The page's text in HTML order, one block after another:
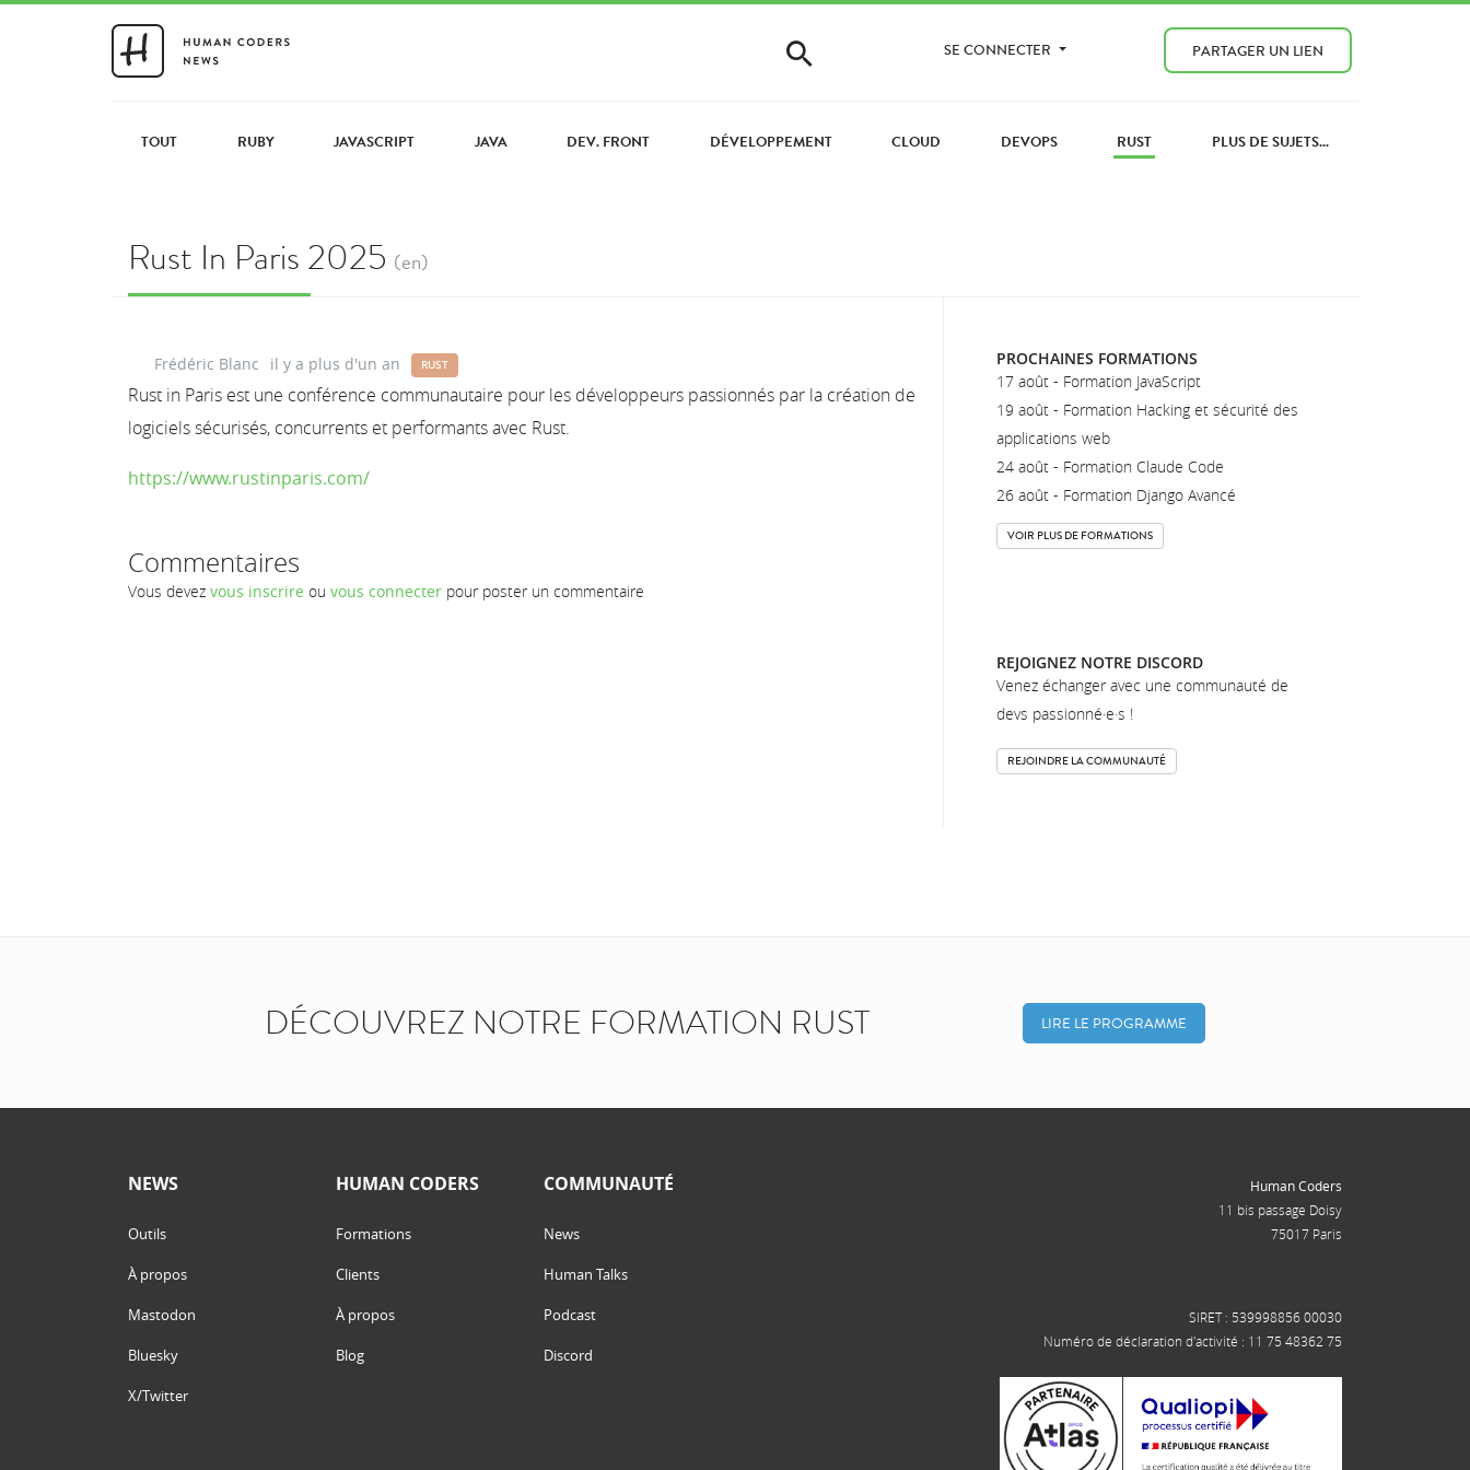
SE CONNECTER PARTAGER UN LIEN
TOUT RUBY JAVASCRIPT JAVA DEV. FRONT DÉVELOPPEMENT CLOUD DEVOPS RUST PLUS DE SUJETS...
Rust In Paris 2025 (en)
Frédéric Blanc il y a plus d'un an RUST
Rust in Paris est une conférence communautaire pour les développeurs passionnés par la création de
logiciels sécurisés, concurrents et performants avec Rust.
https://www.rustinparis.com/
Commentaires
Vous devez vous inscrire ou vous connecter pour poster un commentaire
PROCHAINES FORMATIONS
17 août - Formation JavaScript
19 août - Formation Hacking et sécurité des
applications web
24 août - Formation Claude Code
26 août - Formation Django Avancé
VOIR PLUS DE FORMATIONS
REJOIGNEZ NOTRE DISCORD
Venez échanger avec une communauté de
devs passionné·e·s !
REJOINDRE LA COMMUNAUTÉ
DÉCOUVREZ NOTRE FORMATION RUST LIRE LE PROGRAMME
NEWS
Outils
À propos
Mastodon
Bluesky
X/Twitter
HUMAN CODERS
Formations
Clients
À propos
Blog
COMMUNAUTÉ
News
Human Talks
Podcast
Discord
Human Coders
11 bis passage Doisy
75017 Paris
SIRET : 539998856 00030
Numéro de déclaration d'activité : 11 75 48362 75